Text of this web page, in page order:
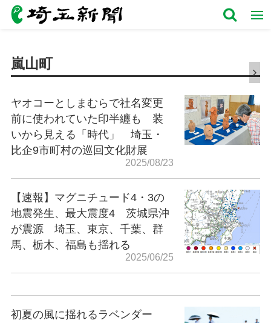
嵐山町
ヤオコーとしまむらで社名変更
前に使われていた印半纏も 装
いから見える「時代」 埼玉・
比企9市町村の巡回文化財展
2025/08/23
【速報】マグニチュード4・3の
地震発生、最大震度4 茨城県沖
が震源 埼玉、東京、千葉、群
馬、栃木、福島も揺れる
2025/06/25
初夏の風に揺れるラベンダー